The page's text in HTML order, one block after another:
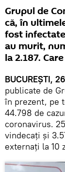
Grupul de
că, în
fost
au murit,
la 2.187.
BUCUREŞTI,
publicate de
în prezent, pe
44.798 de
coronavirus.
vindecați și
externați la 10